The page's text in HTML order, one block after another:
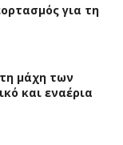
για τη
μάχη των
και εναέρια